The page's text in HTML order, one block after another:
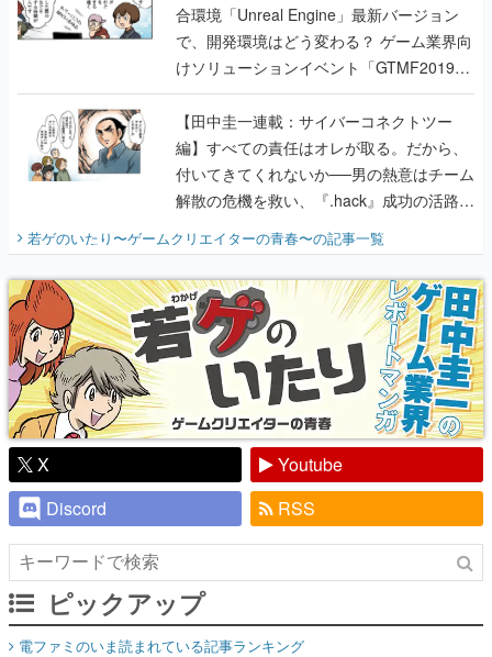
合環境「Unreal Engine」最新バージョン
で、開発環境はどう変わる？ ゲーム業界向
けソリューションイベント「GTMF2019」
に行って、より理解を深めよう【PR】
【田中圭一連載：サイバーコネクトツー
編】すべての責任はオレが取る。だから、
付いてきてくれないか──男の熱意はチーム
解散の危機を救い、『.hack』成功の活路を
『少年ジャンプ』色だった【若ゲのいた
り】
若ゲのいたり〜ゲームクリエイターの青春〜の記事一覧
X
Youtube
Discord
RSS
ピックアップ
電ファミのいま読まれている記事ランキング